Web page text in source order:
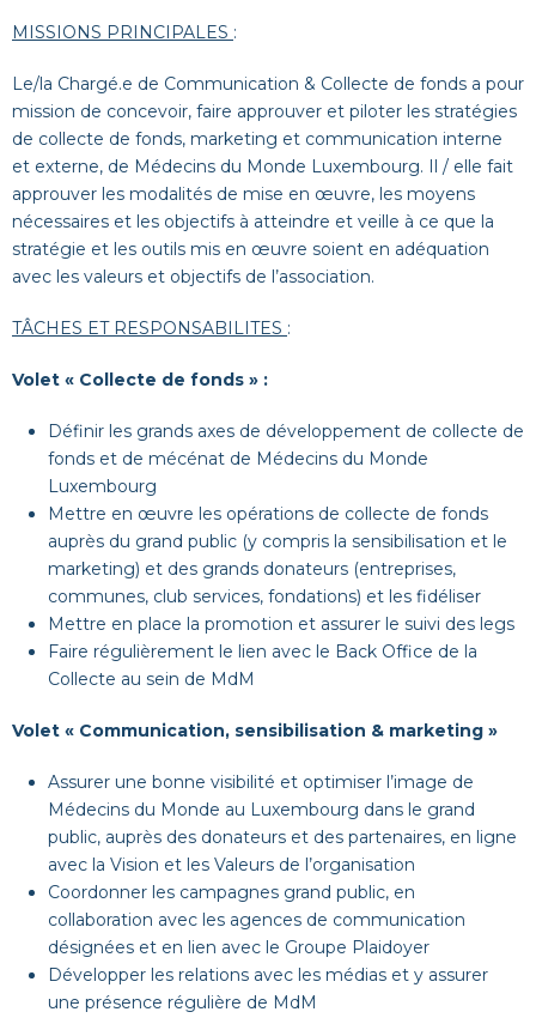
MISSIONS PRINCIPALES :
Le/la Chargé.e de Communication & Collecte de fonds a pour
mission de concevoir, faire approuver et piloter les stratégies
de collecte de fonds, marketing et communication interne
et externe, de Médecins du Monde Luxembourg. Il / elle fait
approuver les modalités de mise en œuvre, les moyens
nécessaires et les objectifs à atteindre et veille à ce que la
stratégie et les outils mis en œuvre soient en adéquation
avec les valeurs et objectifs de l’association.
TÂCHES ET RESPONSABILITES :
Volet « Collecte de fonds » :
Définir les grands axes de développement de collecte de
fonds et de mécénat de Médecins du Monde
Luxembourg
Mettre en œuvre les opérations de collecte de fonds
auprès du grand public (y compris la sensibilisation et le
marketing) et des grands donateurs (entreprises,
communes, club services, fondations) et les fidéliser
Mettre en place la promotion et assurer le suivi des legs
Faire régulièrement le lien avec le Back Office de la
Collecte au sein de MdM
Volet « Communication, sensibilisation & marketing »
Assurer une bonne visibilité et optimiser l’image de
Médecins du Monde au Luxembourg dans le grand
public, auprès des donateurs et des partenaires, en ligne
avec la Vision et les Valeurs de l’organisation
Coordonner les campagnes grand public, en
collaboration avec les agences de communication
désignées et en lien avec le Groupe Plaidoyer
Développer les relations avec les médias et y assurer
une présence régulière de MdM